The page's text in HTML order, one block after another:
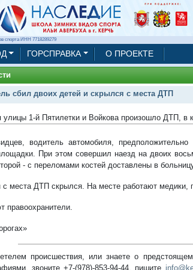
спорта ИНН 7718289279
ГОРСПРАВКА О ПРОЕКТЕ
сбил двоих детей и скрылся с места ДТП
улицы 1-й Пятилетки и Войкова произошло ДТП, в
водитель автомобиля,
При этом совершил наезд на двоих
- с переломами костей доставлены в
места ДТП скрылся. На месте работают медики,
правоохранители.
происшествия, или знаете о
звоните +7-(978)-853-94-44, пишите